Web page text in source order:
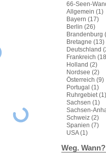
66-Seen-
Allgemein (1)
Bayern (17)
Berlin (26)
Brandenburg
Bretagne (13)
Deutschland
Frankreich
Holland (2)
Nordsee (2)
Österreich (9)
Portugal (1)
Ruhrgebiet(1)
Sachsen (1)
Sachsen-
Schweiz(2)
Spanien (7)
USA(1)
Weg. Wann?